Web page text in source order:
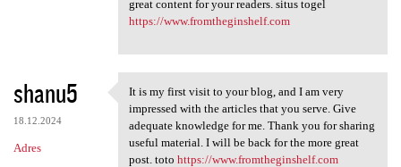
great content for your readers. situs togel
https://www.fromtheginshelf.com
shanu5
18.12.2024
Adres
It is my first visit to your
It is my first visit to your blog, and I am very
impressed with the articles that you serve. Give
adequate knowledge for me. Thank you for sharing
useful material. I will be back for the more great
post. toto https://www.fromtheginshelf.com